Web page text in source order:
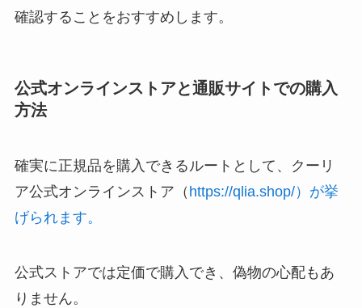
確認することをおすすめします。
公式オンラインストアと通販サイトでの購入
方法
確実に正規品を購入できるルートとして、クーリ
ア公式オンラインストア（ https://qlia.shop/）が挙
げられます。
公式ストアでは定価で購入でき、偽物の心配もあ
りません。